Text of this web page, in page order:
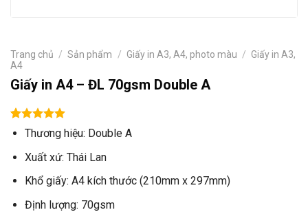
Trang chủ / Sản phẩm / Giấy in A3, A4, photo màu / Giấy in A3,
A4
Giấy in A4 – ĐL 70gsm Double A
5.00trên 5
dựa trên
1
đánh giá
Thương hiệu: Double A
Xuất xứ: Thái Lan
Khổ giấy: A4 kích thước (210mm x 297mm)
Định lượng: 70gsm